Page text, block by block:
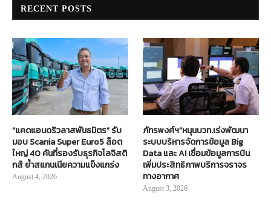
RECENT POSTS
“แคดแอนดริวลาสพันธมิตร” รับ
มอบ Scania Super Euro5 ล็อต
ใหญ่ 40 คันที่รองรับธุรกิจโลจิสติ
กส์ ย้ำสแกนเนียความแข็งแกร่ง
August 4, 2026
ภัทรพงศ์ฯ”หนุนบวท.เร่งพัฒนา
ระบบบริหารจัดการข้อมูล Big
Data และ AI เชื่อมข้อมูลการบิน
เพิ่มประสิทธิภาพบริการจราจร
ทางอากาศ
August 3, 2026